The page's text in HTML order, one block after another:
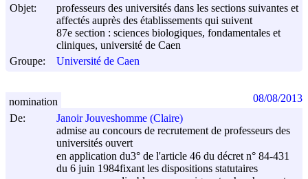
Objet:
professeurs des universités dans les sections suivantes et
affectés auprès des établissements qui suivent
87e section : sciences biologiques, fondamentales et
cliniques, université de Caen
Groupe:
Université de Caen
De:
Janoir Jouveshomme (Claire)
admise au concours de recrutement de professeurs des
universités ouvert
en application du3° de l'article 46 du décret n° 84-431
du 6 juin 1984fixant les dispositions statutaires
nomination 08/08/2013